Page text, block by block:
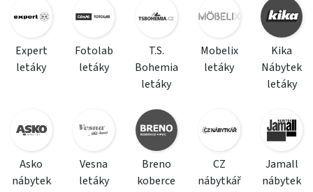
Expert
letáky
Fotolab
letáky
T.S.
Bohemia
letáky
Mobelix
letáky
Kika
Nábytek
letáky
Asko
nábytek
Vesna
letáky
Breno
koberce
CZ
nábytkář
Jamall
nábytek